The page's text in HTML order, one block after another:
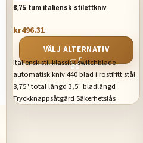
8,75 tum italiensk stilettkniv
kr496.31
VÄLJ ALTERNATIV
Italiensk stil klassisk switchblade
automatisk kniv 440 blad i rostfritt stål
8,75" total längd 3,5" bladlängd
Tryckknappsåtgärd Säkerhetslås